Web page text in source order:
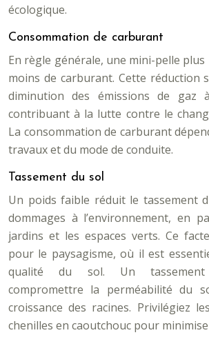
écologique.
Consommation de carburant
En règle générale, une mini-pelle
moins de carburant. Cette réduction
diminution des émissions de gaz
contribuant à la lutte contre le
La consommation de carburant
travaux et du mode de conduite.
Tassement du sol
Un poids faible réduit le tassement
dommages à l’environnement, en
jardins et les espaces verts. Ce
pour le paysagisme, où il est
qualité du sol. Un
compromettre la perméabilité du
croissance des racines. Privilégiez
chenilles en caoutchouc pour